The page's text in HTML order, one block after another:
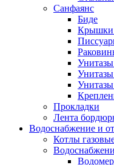
Санфаянс
Биде
Крышки
Прокладки
Лента
Водоснабжение и
Котлы